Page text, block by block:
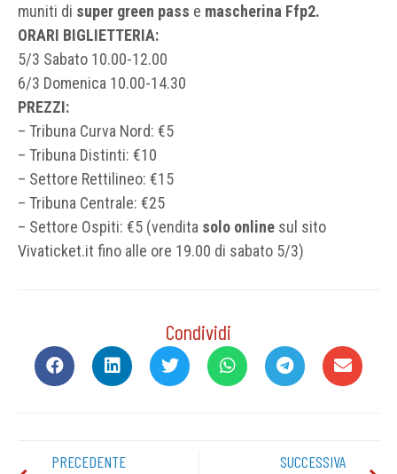
muniti di super green pass e mascherina Ffp2.
ORARI BIGLIETTERIA:
5/3 Sabato 10.00-12.00
6/3 Domenica 10.00-14.30
PREZZI:
– Tribuna Curva Nord: €5
– Tribuna Distinti: €10
– Settore Rettilineo: €15
– Tribuna Centrale: €25
– Settore Ospiti: €5 (vendita solo online sul sito
Vivaticket.it fino alle ore 19.00 di sabato 5/3)
Condividi
PRECEDENTE SUCCESSIVA